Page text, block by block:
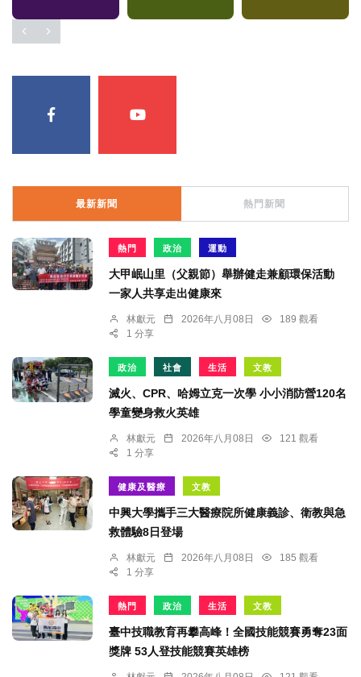
最新新聞 熱門新聞
熱門 政治 運動
大甲岷山里（父親節）舉辦健走兼顧環保活動
一家人共享走出健康來
林獻元 2026年八月08日
189 觀看
1 分享
政治 社會 生活 文教
滅火、CPR、哈姆立克一次學 小小消防營120名
學童變身救火英雄
林獻元 2026年八月08日
121 觀看
1 分享
健康及醫療 文教
中興大學攜手三大醫療院所健康義診、衛教與急
救體驗8日登場
林獻元 2026年八月08日
185 觀看
1 分享
熱門 政治 生活 文教
臺中技職教育再攀高峰！全國技能競賽勇奪23面
獎牌 53人登技能競賽英雄榜